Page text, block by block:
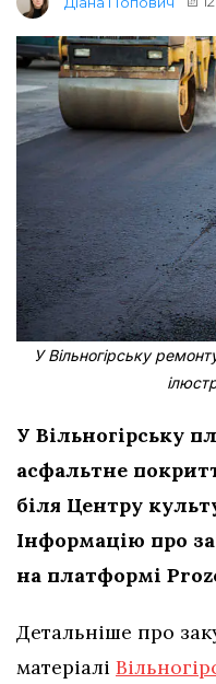
У Вільногірську
У Вільногірську
асфальтне
біля Центру
Інформацію про
на платформі
Детальніше про
матеріалі